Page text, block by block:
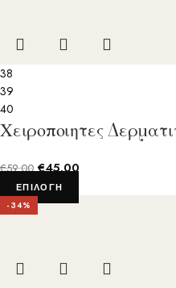
38
39
40
Χειροποιητες
€59.00 €45.00
ΕΠΙΛΟΓΉ
-34%